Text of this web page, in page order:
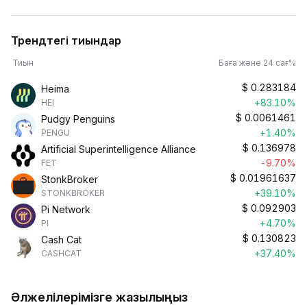
Трендтегі тиындар
Тиын Баға және 24 сағ%
Heima
HEI
$ 0.283184
+83.10%
Pudgy Penguins
PENGU
$ 0.0061461
+1.40%
Artificial Superintelligence Alliance
FET
$ 0.136978
-9.70%
StonkBroker
STONKBROKER
$ 0.01961637
+39.10%
Pi Network
PI
$ 0.092903
+4.70%
Cash Cat
CASHCAT
$ 0.130823
+37.40%
Әлжелілерімізге жазылыңыз